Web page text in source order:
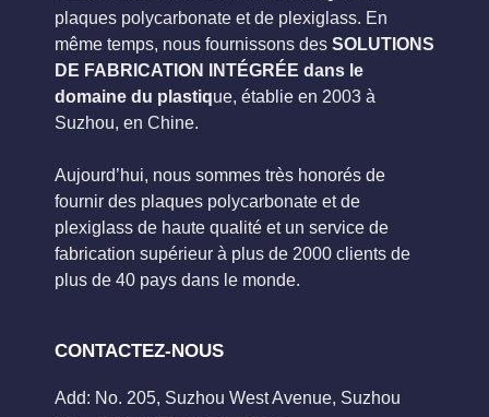
plaques polycarbonate et de plexiglass. En
même temps, nous fournissons des SOLUTIONS
DE FABRICATION INTÉGRÉE dans le
domaine du plastique, établie en 2003 à
Suzhou, en Chine.
Aujourd’hui, nous sommes très honorés de
fournir des plaques polycarbonate et de
plexiglass de haute qualité et un service de
fabrication supérieur à plus de 2000 clients de
plus de 40 pays dans le monde.
CONTACTEZ-NOUS
Add: No. 205, Suzhou West Avenue, Suzhou